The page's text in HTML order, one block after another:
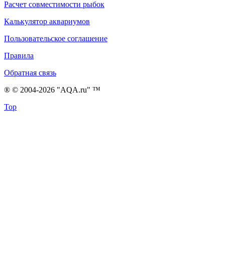
Расчет совместимости рыбок
Калькулятор аквариумов
Пользовательское соглашение
Правила
Обратная связь
® © 2004-2026 "AQA.ru" ™
Top